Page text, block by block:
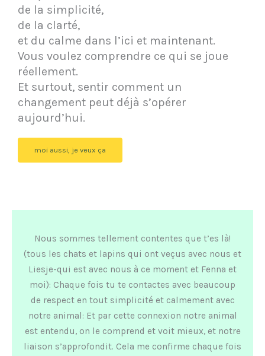
de la simplicité,
de la clarté,
et du calme dans l’ici et maintenant.
Vous voulez comprendre ce qui se joue
réellement.
Et surtout, sentir comment un
changement peut déjà s’opérer
aujourd’hui.
moi aussi, je veux ça
Nous sommes tellement contentes que t’es là!
(tous les chats et lapins qui ont veçus avec nous et
Liesje-qui est avec nous à ce moment et Fenna et
moi): Chaque fois tu te contactes avec beaucoup
de respect en tout simplicité et calmement avec
notre animal: Et par cette connexion notre animal
est entendu, on le comprend et voit mieux, et notre
liaison s’approfondit. Cela me confirme chaque fois